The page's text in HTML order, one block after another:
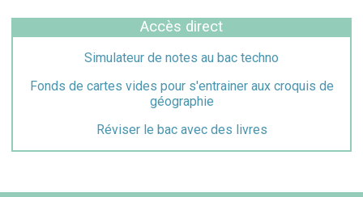
Accès direct
Simulateur de notes au bac techno
Fonds de cartes vides pour s'entrainer aux croquis de
géographie
Réviser le bac avec des livres